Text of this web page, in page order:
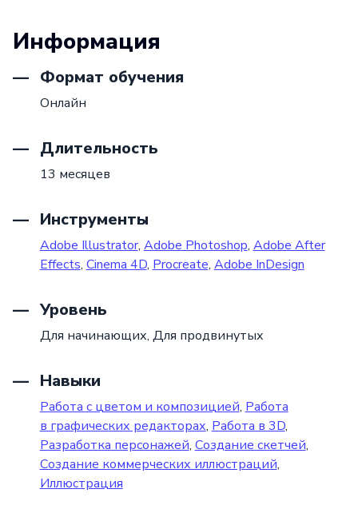
Информация
Формат обучения
Онлайн
Длительность
13 месяцев
Инструменты
Adobe Illustrator, Adobe Photoshop, Adobe After
Effects, Cinema 4D, Procreate, Adobe InDesign
Уровень
Для начинающих, Для продвинутых
Навыки
Работа с цветом и композицией, Работа
в графических редакторах, Работа в 3D,
Разработка персонажей, Создание скетчей,
Создание коммерческих иллюстраций,
Иллюстрация